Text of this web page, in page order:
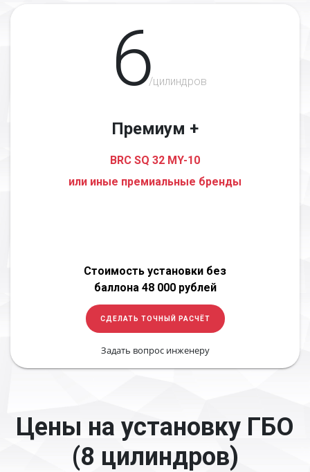
6/цилиндров
Премиум +
BRC SQ 32 MY-10
или иные премиальные бренды
Стоимость установки без
баллона 48 000 рублей
СДЕЛАТЬ ТОЧНЫЙ РАСЧЁТ
Задать вопрос инженеру
Цены на установку ГБО
(8 цилиндров)